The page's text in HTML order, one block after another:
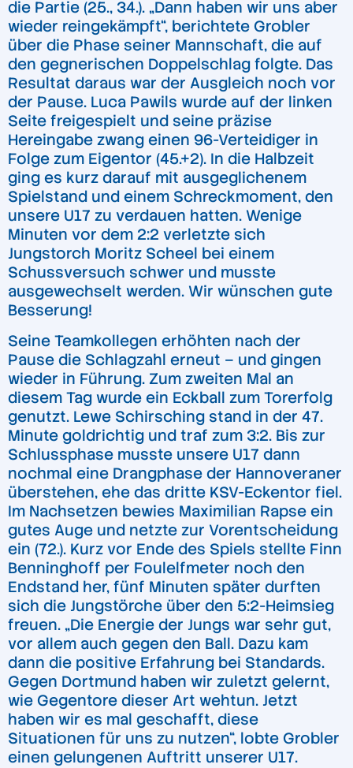
die Partie (25., 34.). „Dann haben wir uns aber
wieder reingekämpft“, berichtete Grobler
über die Phase seiner Mannschaft, die auf
den gegnerischen Doppelschlag folgte. Das
Resultat daraus war der Ausgleich noch vor
der Pause. Luca Pawils wurde auf der linken
Seite freigespielt und seine präzise
Hereingabe zwang einen 96-Verteidiger in
Folge zum Eigentor (45.+2). In die Halbzeit
ging es kurz darauf mit ausgeglichenem
Spielstand und einem Schreckmoment, den
unsere U17 zu verdauen hatten. Wenige
Minuten vor dem 2:2 verletzte sich
Jungstorch Moritz Scheel bei einem
Schussversuch schwer und musste
ausgewechselt werden. Wir wünschen gute
Besserung!
Seine Teamkollegen erhöhten nach der
Pause die Schlagzahl erneut – und gingen
wieder in Führung. Zum zweiten Mal an
diesem Tag wurde ein Eckball zum Torerfolg
genutzt. Lewe Schirsching stand in der 47.
Minute goldrichtig und traf zum 3:2. Bis zur
Schlussphase musste unsere U17 dann
nochmal eine Drangphase der Hannoveraner
überstehen, ehe das dritte KSV-Eckentor fiel.
Im Nachsetzen bewies Maximilian Rapse ein
gutes Auge und netzte zur Vorentscheidung
ein (72.). Kurz vor Ende des Spiels stellte Finn
Benninghoff per Foulelfmeter noch den
Endstand her, fünf Minuten später durften
sich die Jungstörche über den 5:2-Heimsieg
freuen. „Die Energie der Jungs war sehr gut,
vor allem auch gegen den Ball. Dazu kam
dann die positive Erfahrung bei Standards.
Gegen Dortmund haben wir zuletzt gelernt,
wie Gegentore dieser Art wehtun. Jetzt
haben wir es mal geschafft, diese
Situationen für uns zu nutzen“, lobte Grobler
einen gelungenen Auftritt unserer U17.